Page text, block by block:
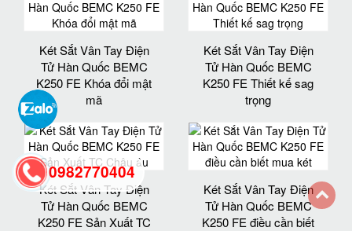
Két Sắt Vân Tay Điện
Tử Hàn Quốc BEMC
K250 FE Khóa đổi mật
mã
Két Sắt Vân Tay Điện
Tử Hàn Quốc BEMC
K250 FE Thiết kế sag
trọng
Két Sắt Vân Tay Điện
Tử Hàn Quốc BEMC
K250 FE Sản Xuất TC
Két Sắt Vân Tay Điện
Tử Hàn Quốc BEMC
K250 FE điều cần biết
0982770404
back